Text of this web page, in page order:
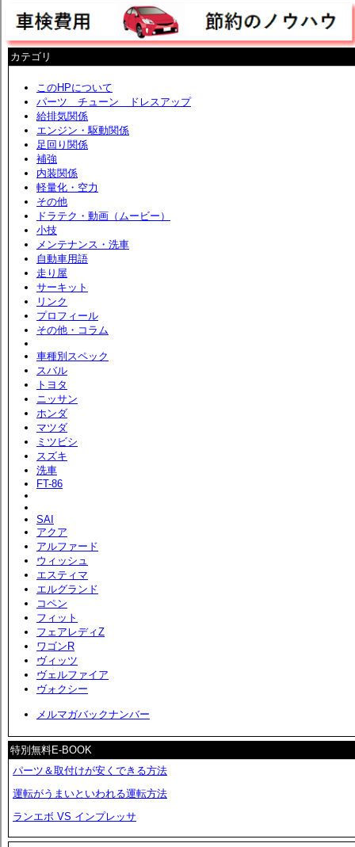
カテゴリ
このHPについて
パーツ チューン ドレスアップ
給排気関係
エンジン・駆動関係
足回り関係
補強
内装関係
軽量化・空力
その他
ドラテク・動画（ムービー）
小技
メンテナンス・洗車
自動車用語
走り屋
サーキット
リンク
プロフィール
その他・コラム
車種別スペック
スバル
トヨタ
ニッサン
ホンダ
マツダ
ミツビシ
スズキ
洗車
FT-86
SAI
アクア
アルファード
ウィッシュ
エスティマ
エルグランド
コペン
フィット
フェアレディZ
ワゴンR
ヴィッツ
ヴェルファイア
ヴォクシー
メルマガバックナンバー
特別無料E-BOOK
パーツ＆取付けが安くできる方法
運転がうまいといわれる運転方法
ランエボ VS インプレッサ